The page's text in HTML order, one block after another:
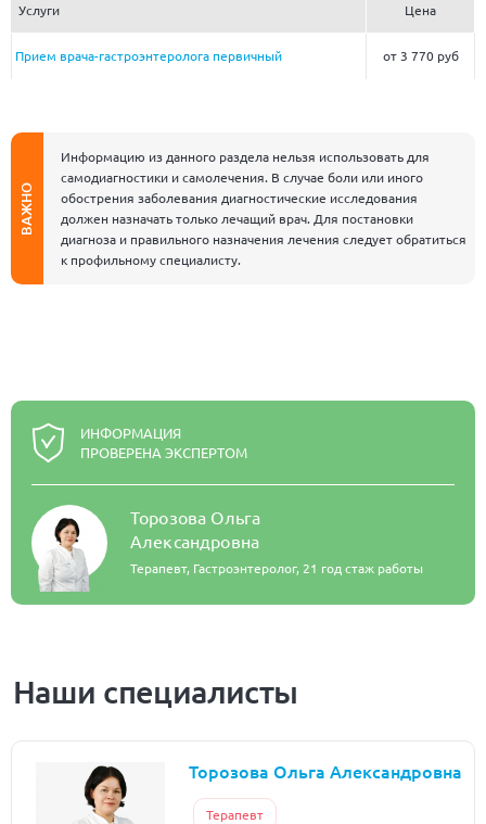
Услуги Цена
Прием врача-гастроэнтеролога первичный от 3 770 руб
ВАЖНО
Информацию из данного раздела нельзя использовать для
самодиагностики и самолечения. В случае боли или иного
обострения заболевания диагностические исследования
должен назначать только лечащий врач. Для постановки
диагноза и правильного назначения лечения следует обратиться
к профильному специалисту.
ИНФОРМАЦИЯ
ПРОВЕРЕНА ЭКСПЕРТОМ
Торозова Ольга
Александровна
Терапевт, Гастроэнтеролог, 21 год стаж работы
Наши специалисты
Торозова Ольга Александровна
Терапевт